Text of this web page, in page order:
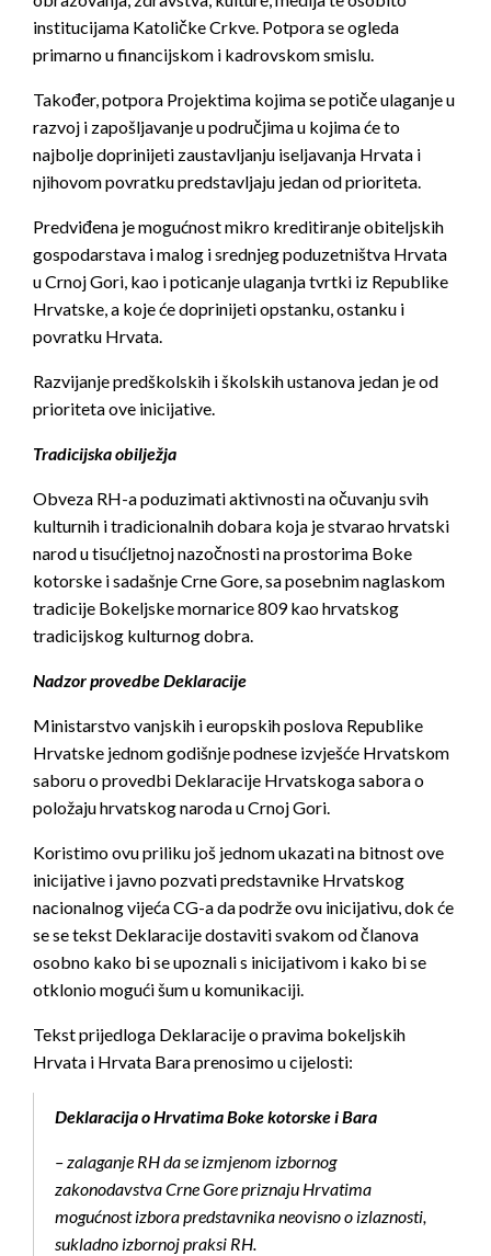
institucijama Katoličke Crkve. Potpora se ogleda
primarno u financijskom i kadrovskom smislu.
Također, potpora Projektima kojima se potiče ulaganje u
razvoj i zapošljavanje u područjima u kojima će to
najbolje doprinijeti zaustavljanju iseljavanja Hrvata i
njihovom povratku predstavljaju jedan od prioriteta.
Predviđena je mogućnost mikro kreditiranje obiteljskih
gospodarstava i malog i srednjeg poduzetništva Hrvata
u Crnoj Gori, kao i poticanje ulaganja tvrtki iz Republike
Hrvatske, a koje će doprinijeti opstanku, ostanku i
povratku Hrvata.
Razvijanje predškolskih i školskih ustanova jedan je od
prioriteta ove inicijative.
Tradicijska obilježja
Obveza RH-a poduzimati aktivnosti na očuvanju svih
kulturnih i tradicionalnih dobara koja je stvarao hrvatski
narod u tisućljetnoj nazočnosti na prostorima Boke
kotorske i sadašnje Crne Gore, sa posebnim naglaskom
tradicije Bokeljske mornarice 809 kao hrvatskog
tradicijskog kulturnog dobra.
Nadzor provedbe Deklaracije
Ministarstvo vanjskih i europskih poslova Republike
Hrvatske jednom godišnje podnese izvješće Hrvatskom
saboru o provedbi Deklaracije Hrvatskoga sabora o
položaju hrvatskog naroda u Crnoj Gori.
Koristimo ovu priliku još jednom ukazati na bitnost ove
inicijative i javno pozvati predstavnike Hrvatskog
nacionalnog vijeća CG-a da podrže ovu inicijativu, dok će
se se tekst Deklaracije dostaviti svakom od članova
osobno kako bi se upoznali s inicijativom i kako bi se
otklonio mogući šum u komunikaciji.
Tekst prijedloga Deklaracije o pravima bokeljskih
Hrvata i Hrvata Bara prenosimo u cijelosti:
Deklaracija o Hrvatima Boke kotorske i Bara
– zalaganje RH da se izmjenom izbornog
zakonodavstva Crne Gore priznaju Hrvatima
mogućnost izbora predstavnika neovisno o izlaznosti,
sukladno izbornoj praksi RH.